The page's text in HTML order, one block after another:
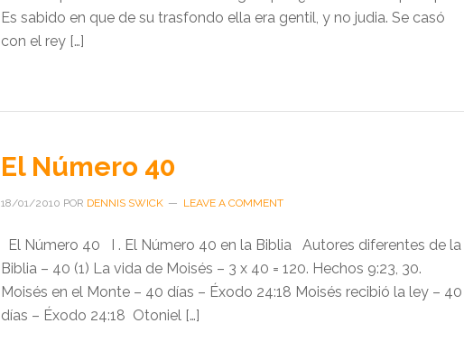
Es sabido en que de su trasfondo ella era gentil, y no judia. Se casó
con el rey […]
El Número 40
18/01/2010 POR DENNIS SWICK LEAVE A COMMENT
El Número 40 I . El Número 40 en la Biblia Autores diferentes de la
Biblia – 40 (1) La vida de Moisés – 3 x 40 = 120. Hechos 9:23, 30.
Moisés en el Monte – 40 días – Éxodo 24:18 Moisés recibió la ley – 40
días – Éxodo 24:18 Otoniel […]